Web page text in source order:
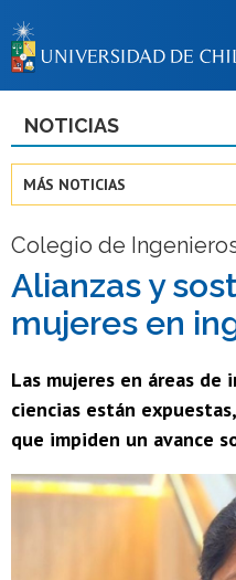
NOTICIAS
MÁS NOTICIAS
Colegio de
Alianzas y
mujeres en
Las mujeres en áreas de
ciencias están
que impiden un avance